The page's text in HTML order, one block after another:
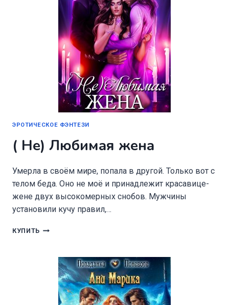
ЭРОТИЧЕСКОЕ ФЭНТЕЗИ
( Не) Любимая жена
Умерла в своём мире, попала в другой. Только вот с
телом беда. Оно не моё и принадлежит красавице-
жене двух высокомерных снобов. Мужчины
установили кучу правил,…
КУПИТЬ
ЖЕНА